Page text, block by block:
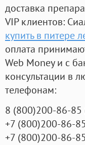
доставка
VIP клиентов:
купить в питере
оплата
Web Money и с
консультации в
телефонам:
8 (800)200-86-85
+7 (800)200-86-85
+7 (800)200-86-85